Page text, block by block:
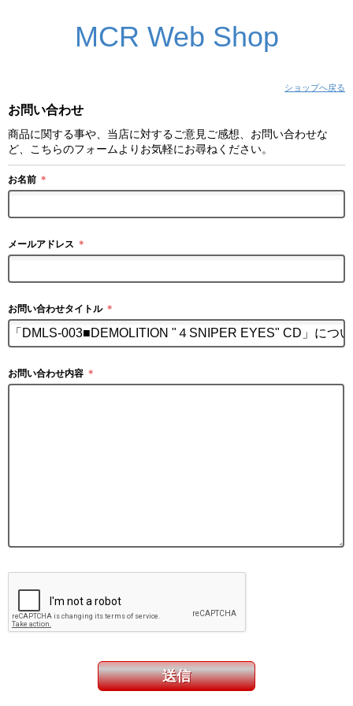
MCR Web Shop
ショップへ戻る
お問い合わせ
商品に関する事や、当店に対するご意見ご感想、お問い合わせな
ど、こちらのフォームよりお気軽にお尋ねください。
お名前 ＊
メールアドレス ＊
お問い合わせタイトル ＊
お問い合わせ内容 ＊